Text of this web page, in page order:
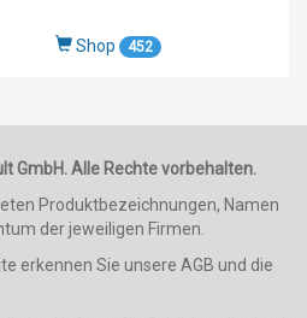
Shop 452
GmbH. Alle Rechte vorbehalten.
Produktbezeichnungen, Namen
der jeweiligen Firmen.
erkennen Sie unsere AGB und die